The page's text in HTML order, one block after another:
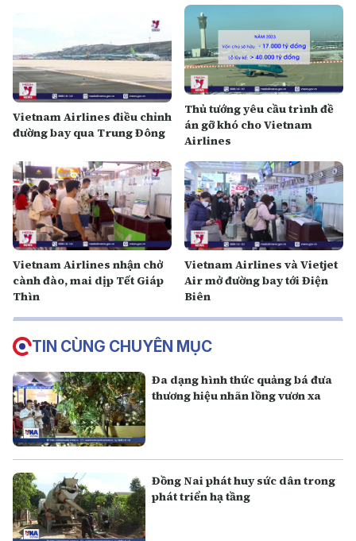
Vietnam Airlines điều chỉnh
đường bay qua Trung Đông
Thủ tướng yêu cầu trình đề
án gỡ khó cho Vietnam
Airlines
Vietnam Airlines nhận chở
cành đào, mai dịp Tết Giáp
Thìn
Vietnam Airlines và Vietjet
Air mở đường bay tới Điện
Biên
TIN CÙNG CHUYÊN MỤC
Đa dạng hình thức quảng bá đưa
thương hiệu nhãn lồng vươn xa
Đồng Nai phát huy sức dân trong
phát triển hạ tầng